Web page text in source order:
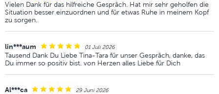
Vielen Dank für das hilfreiche Gespräch. Hat mir sehr geholfen die
Situation besser einzuordnen und für etwas Ruhe in meinem Kopf
zu sorgen.
lin***aum 01 Juli 2026
Tausend Dank Du Liebe Tina-Tara für unser Gespräch, danke, das
Du immer so positiv bist. von Herzen alles Liebe für Dich
Al***ca 29 Juni 2026